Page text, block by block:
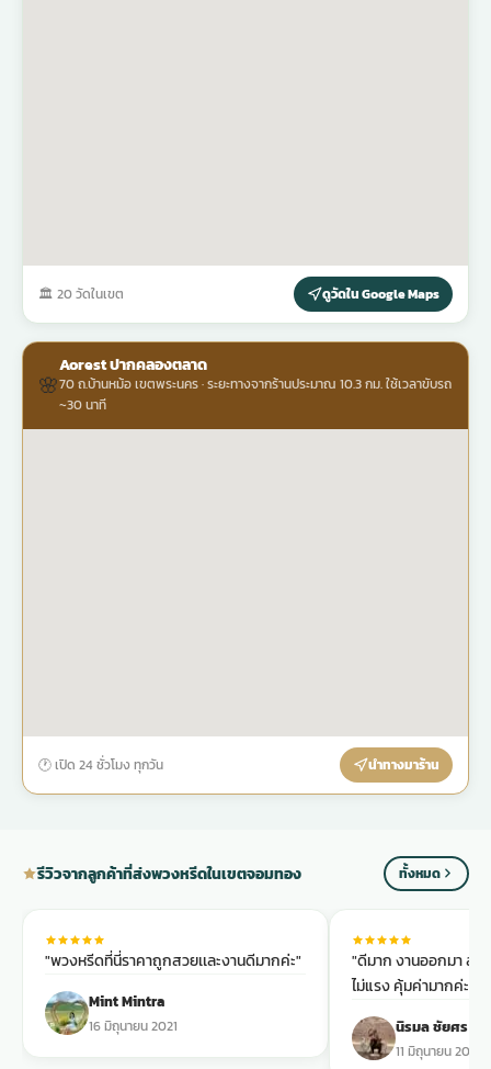
🏛 20 วัดในเขต ดูวัดใน Google Maps
🌸
Aorest ปากคลองตลาด
70 ถ.บ้านหม้อ เขตพระนคร · ระยะทางจากร้านประมาณ 10.3 กม. ใช้เวลาขับรถ
~30 นาที
🕐 เปิด 24 ชั่วโมง ทุกวัน นำทางมาร้าน
รีวิวจากลูกค้าที่ส่งพวงหรีดในเขตจอมทอง ทั้งหมด
"พวงหรีดที่นี่ราคาถูกสวยเเละงานดีมากค่ะ"
Mint Mintra
16 มิถุนายน 2021
"ดีมาก งานออกมา สว
ไม่แรง คุ้มค่ามากค่ะ ง
นิรมล ชัยศร
11 มิถุนายน 2021